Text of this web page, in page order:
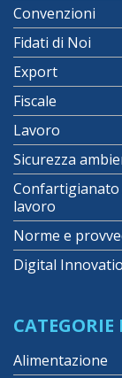
Convenzioni
Fidati di Noi
Export
Fiscale
Lavoro
Sicurezza
Confartigianato
lavoro
Norme e
Digital
CATEGORIE
Alimentazione